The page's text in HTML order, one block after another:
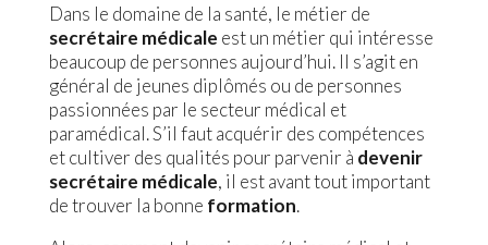
Dans le domaine de la santé, le métier de
secrétaire médicale est un métier qui intéresse
beaucoup de personnes aujourd’hui. Il s’agit en
général de jeunes diplômés ou de personnes
passionnées par le secteur médical et
paramédical. S’il faut acquérir des compétences
et cultiver des qualités pour parvenir à devenir
secrétaire médicale, il est avant tout important
de trouver la bonne formation.